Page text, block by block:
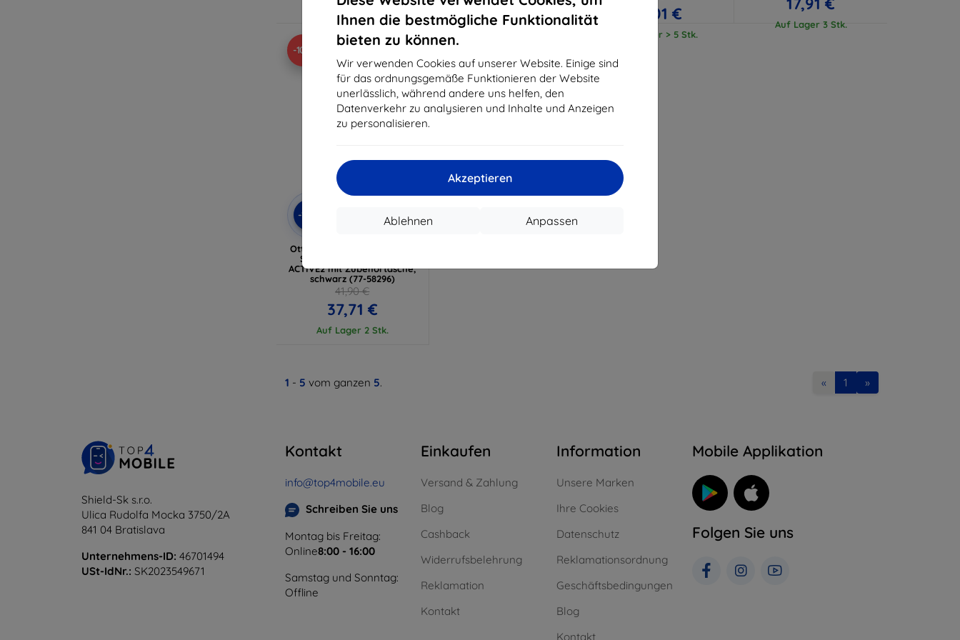
Ihnen die bestmögliche Funktionalität
bieten zu können.
Wir verwenden Cookies auf unserer Website. Einige sind
für das ordnungsgemäße Funktionieren der Website
unerlässlich, während andere uns helfen, den
Datenverkehr zu analysieren und Inhalte und Anzeigen
zu personalisieren.
Akzeptieren
Anpassen
Ablehnen
Auf Lager > 5 Stk. Auf Lager > 5 Stk.
17,01 €
Auf Lager > 5 Stk.
Auf Lager 3 Stk.
-10%
-10% EXTRA10
Otterbox OB UTILITY LATCH
SAMSUNG GALAXY/TAB
ACTIVE2 mit Zubehörtasche,
schwarz (77-58296)
41,90 €
37,71 €
Auf Lager 2 Stk.
1 - 5 vom ganzen 5. « 1 »
Shield-Sk s.r.o.
Ulica Rudolfa Mocka 3750/2A
841 04 Bratislava
Unternehmens-ID: 46701494
USt-IdNr.: SK2023549671
Kontakt
info@top4mobile.eu
Schreiben Sie uns
Montag bis Freitag:
Online8:00 - 16:00
Samstag und Sonntag:
Offline
Einkaufen
Versand & Zahlung
Blog
Cashback
Widerrufsbelehrung
Reklamation
Kontakt
Information
Unsere Marken
Ihre Cookies
Datenschutz
Reklamationsordnung
Geschäftsbedingungen
Blog
Kontakt
Mobile Applikation
Folgen Sie uns